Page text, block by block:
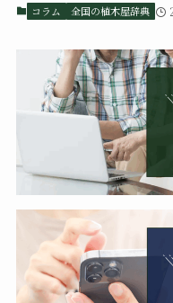
コラム 全国の植木屋辞典